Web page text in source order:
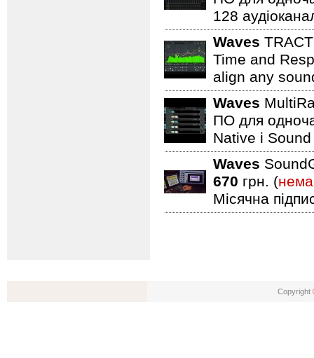
128
Waves
Time and
align any
Waves
ПО для
Native і Sound
Waves
670 грн. (
Місячна
Copyright